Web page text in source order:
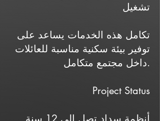
تشغيل
تكامل هذه الخدمات يساعد على
توفير بيئة سكنية مناسبة للعائلات
داخل مجتمع متكامل.
Project Status